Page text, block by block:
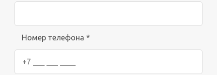
Номер телефона *